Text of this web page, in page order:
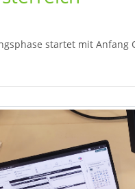
startet mit